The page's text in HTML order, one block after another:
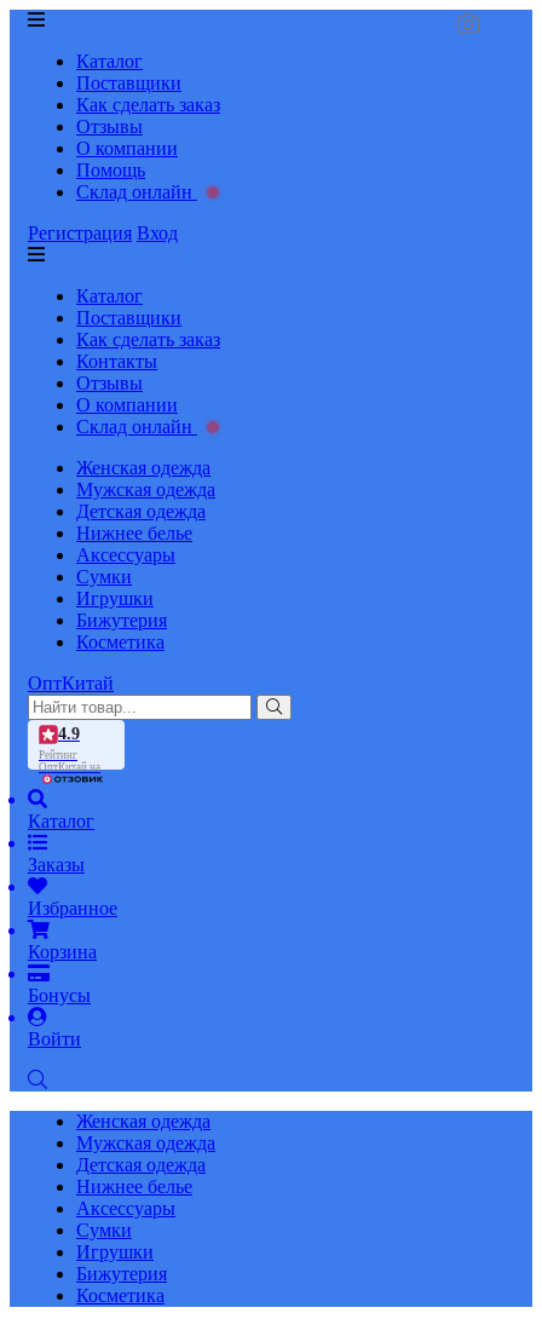
Каталог
Поставщики
Как сделать заказ
Отзывы
О компании
Помощь
Склад онлайн
Регистрация Вход
Каталог
Поставщики
Как сделать заказ
Контакты
Отзывы
О компании
Склад онлайн
Женская одежда
Мужская одежда
Детская одежда
Нижнее белье
Аксессуары
Сумки
Игрушки
Бижутерия
Косметика
ОптКитай
4.9
Рейтинг
ОптКитай на
Каталог
Заказы
Избранное
Корзина
Бонусы
Войти
Женская одежда
Мужская одежда
Детская одежда
Нижнее белье
Аксессуары
Сумки
Игрушки
Бижутерия
Косметика